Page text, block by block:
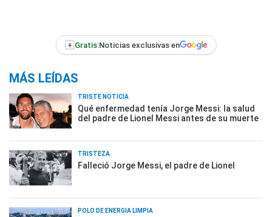
+ Gratis:Noticias exclusivas en
MÁS LEÍDAS
TRISTE NOTICIA
Qué enfermedad tenía Jorge Messi: la salud
del padre de Lionel Messi antes de su muerte
TRISTEZA
Falleció Jorge Messi, el padre de Lionel
POLO DE ENERGÍA LIMPIA